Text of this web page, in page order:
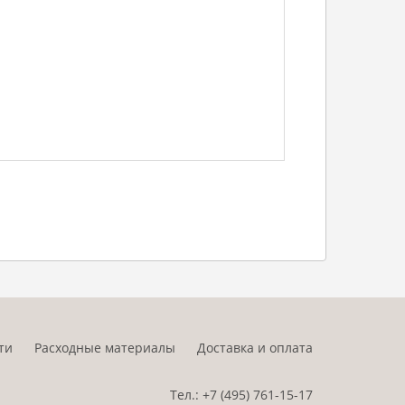
Расходные материалы Доставка и оплата
Тел.: +7 (495) 761-15-17